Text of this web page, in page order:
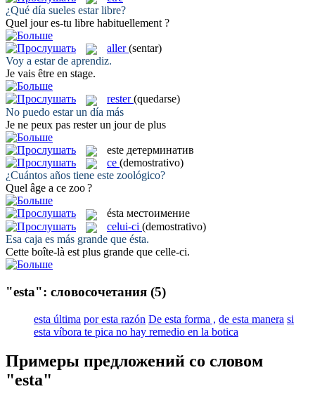
¿Qué día sueles estarlibre?
Quel joures-tu libre habituellement ?
aller (sentar)
Voy a estarde aprendiz.
Je vais être en stage.
rester (quedarse)
No puedo estarun día más
Je ne peux pas resterun jour de plus
este детерминатив
ce (demostrativo)
¿Cuántos años tiene este zoológico?
Quel âge a ce zoo ?
ésta местоимение
celui-ci (demostrativo)
Esa caja es más grande que ésta.
Cette boîte-là est plus grande que celle-ci.
"esta": словосочетания (5)
esta última por esta razón De esta forma , de esta manera si
esta víbora te pica no hay remedio en la botica
Примеры предложений со словом
"esta"